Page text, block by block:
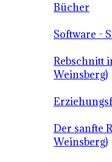
Bücher
Software -
Rebschnitt
Weinsberg)
Der sanfte
Weinsberg)